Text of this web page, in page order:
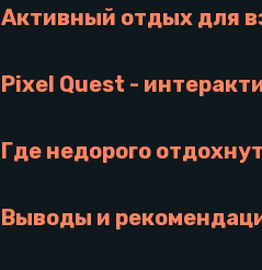
Активный отдых для
Pixel Quest -
Где недорого
Выводы и